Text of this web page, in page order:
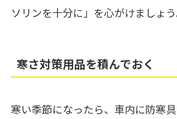
ソリンを十分に」を心がけましょう
寒さ対策用品を積んでおく
寒い季節になったら、車内に防寒